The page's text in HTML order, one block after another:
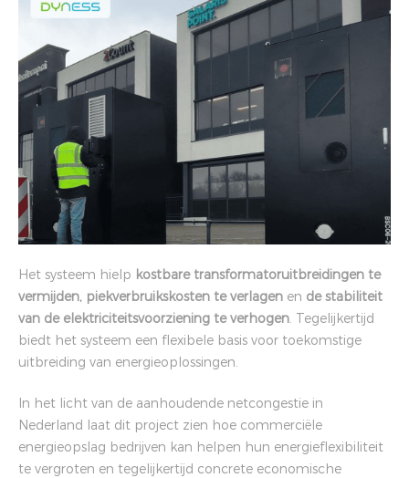
Het systeem hielp kostbare transformatoruitbreidingen te
vermijden, piekverbruikskosten te verlagen en de stabiliteit
van de elektriciteitsvoorziening te verhogen. Tegelijkertijd
biedt het systeem een flexibele basis voor toekomstige
uitbreiding van energieoplossingen.
In het licht van de aanhoudende netcongestie in
Nederland laat dit project zien hoe commerciële
energieopslag bedrijven kan helpen hun energieflexibiliteit
te vergroten en tegelijkertijd concrete economische